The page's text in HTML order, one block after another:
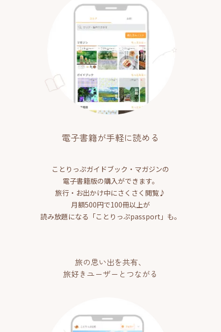
電子書籍が手軽に読める
ことりっぷガイドブック・マガジンの
電子書籍版の購入ができます。
旅行・お出かけ中にさくさく閲覧♪
月額500円で100冊以上が
読み放題になる「ことりっぷpassport」も。
旅の思い出を共有、
旅好きユーザーとつながる